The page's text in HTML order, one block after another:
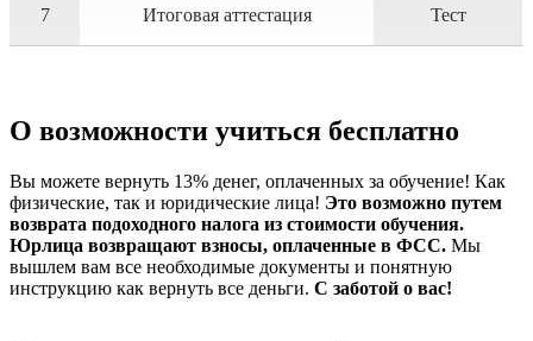
7 Итоговая аттестация Тест
О возможности учиться бесплатно
Вы можете вернуть 13% денег, оплаченных за обучение! Как
физические, так и юридические лица! Это возможно путем
возврата подоходного налога из стоимости обучения.
Юрлица возвращают взносы, оплаченные в ФСС. Мы
вышлем вам все необходимые документы и понятную
инструкцию как вернуть все деньги. С заботой о вас!